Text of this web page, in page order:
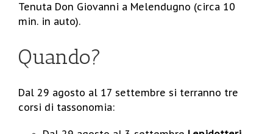
Tenuta Don Giovanni a Melendugno (circa 10
min. in auto).
Quando?
Dal 29 agosto al 17 settembre si terranno tre
corsi di tassonomia: